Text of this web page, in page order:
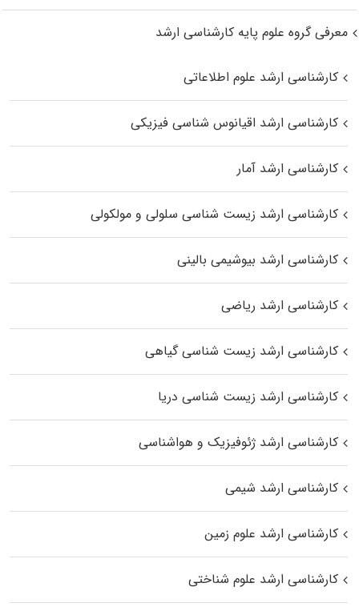
معرفی گروه علوم پایه کارشناسی ارشد
کارشناسی ارشد علوم اطلاعاتی
کارشناسی ارشد اقیانوس‌ شناسی فیزیکی
کارشناسی ارشد آمار
کارشناسی ارشد زیست شناسی سلولی و مولکولی
کارشناسی ارشد بیوشیمی بالینی
کارشناسی ارشد ریاضی
کارشناسی ارشد زیست‌ شناسی گیاهی
کارشناسی ارشد زیست‌ شناسی دریا
کارشناسی ارشد ژئوفیزیک و هواشناسی
کارشناسی ارشد شیمی
کارشناسی ارشد علوم زمین
کارشناسی ارشد علوم شناختی